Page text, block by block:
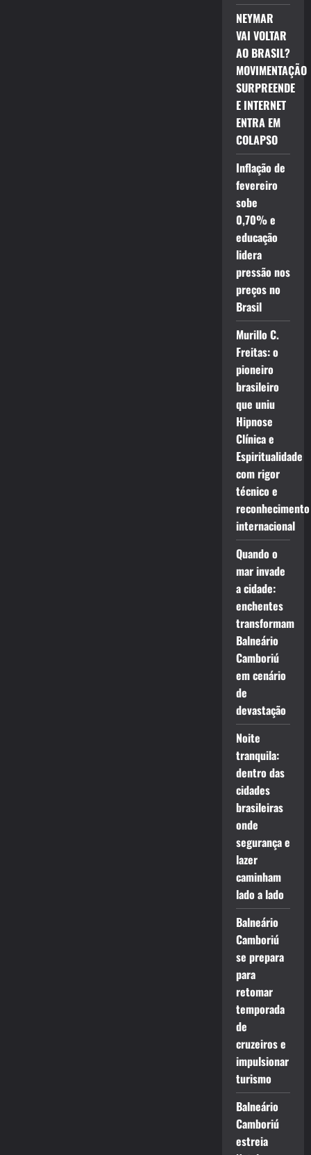
NEYMAR
VAI VOLTAR
AO BRASIL?
MOVIMENTAÇÃO
SURPREENDE
E INTERNET
ENTRA EM
COLAPSO
Inflação de
fevereiro
sobe
0,70% e
educação
lidera
pressão nos
preços no
Brasil
Murillo C.
Freitas: o
pioneiro
brasileiro
que uniu
Hipnose
Clínica e
Espiritualidade
com rigor
técnico e
reconhecimento
internacional
Quando o
mar invade
a cidade:
enchentes
transformam
Balneário
Camboriú
em cenário
de
devastação
Noite
tranquila:
dentro das
cidades
brasileiras
onde
segurança e
lazer
caminham
lado a lado
Balneário
Camboriú
se prepara
para
retomar
temporada
de
cruzeiros e
impulsionar
turismo
Balneário
Camboriú
estreia